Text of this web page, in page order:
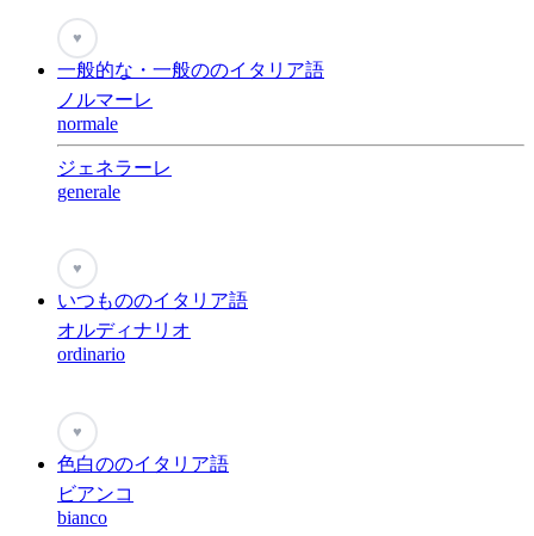
♥
一般的な・一般ののイタリア語
ノルマーレ
normale
ジェネラーレ
generale
♥
いつもののイタリア語
オルディナリオ
ordinario
♥
色白ののイタリア語
ビアンコ
bianco